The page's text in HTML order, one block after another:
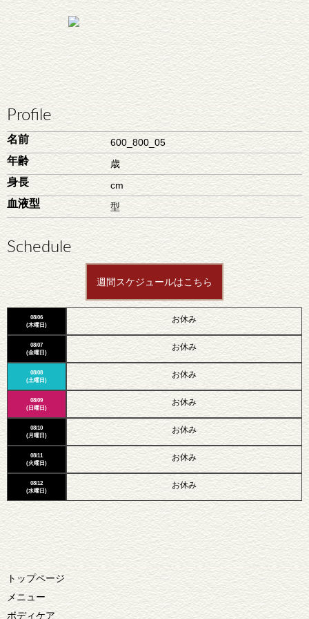
Profile
名前 600_800_05
年齢 歳
身長 cm
血液型 型
Schedule
週間スケジュールはこちら
08/06
(木曜日)
08/07
(金曜日)
08/08
(土曜日)
08/09
(日曜日)
08/10
(月曜日)
08/11
(火曜日)
08/12
(水曜日)
お休み
お休み
お休み
お休み
お休み
お休み
お休み
トップページ
メニュー
ボディケア